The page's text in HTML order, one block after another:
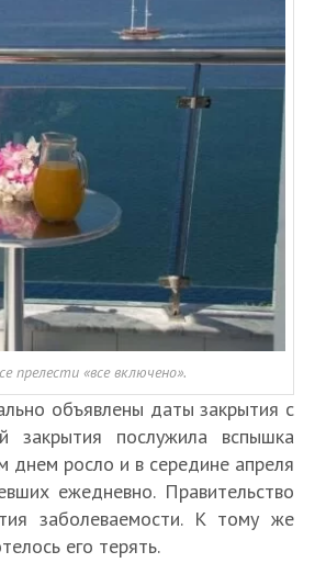
прелести «все включено».
объявлены даты закрытия с
послужила вспышка
днем росло и в середине апреля
ежедневно. Правительство
заболеваемости. К тому же
его терять.